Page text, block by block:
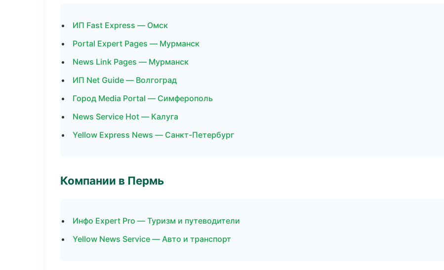
ИП Fast Express — Омск
Portal Expert Pages — Мурманск
News Link Pages — Мурманск
ИП Net Guide — Волгоград
Город Media Portal — Симферополь
News Service Hot — Калуга
Yellow Express News — Санкт-Петербург
Компании в Пермь
Инфо Expert Pro — Туризм и путеводители
Yellow News Service — Авто и транспорт